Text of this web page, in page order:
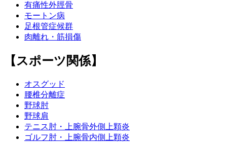
有痛性外脛骨
モートン病
足根管症候群
肉離れ・筋損傷
【スポーツ関係】
オスグッド
腰椎分離症
野球肘
野球肩
テニス肘・上腕骨外側上顆炎
ゴルフ肘・上腕骨内側上顆炎